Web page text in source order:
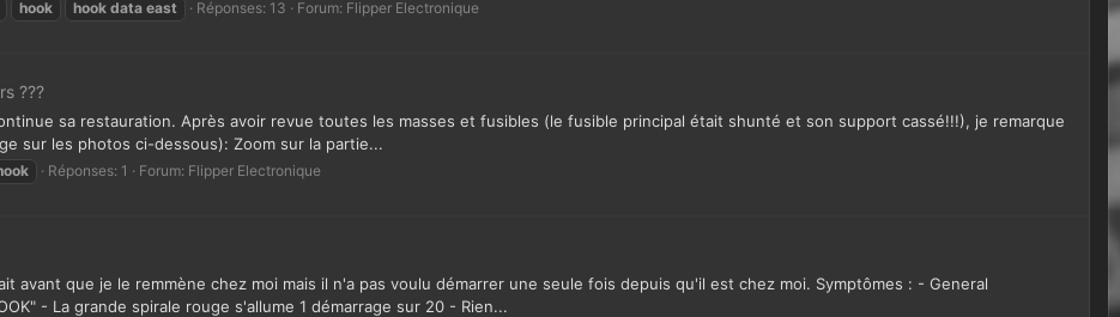
hook hook data east Réponses: 13 Forum: Flipper Electronique
???
sa restauration. Après avoir revue toutes les masses et fusibles (le fusible principal était shunté et son support cassé!!!), je remarque
sur les photos ci-dessous): Zoom sur la partie...
Réponses: 1 Forum: Flipper Electronique
avant que je le remmène chez moi mais il n'a pas voulu démarrer une seule fois depuis qu'il est chez moi. Symptômes : - General
- La grande spirale rouge s'allume 1 démarrage sur 20 - Rien...